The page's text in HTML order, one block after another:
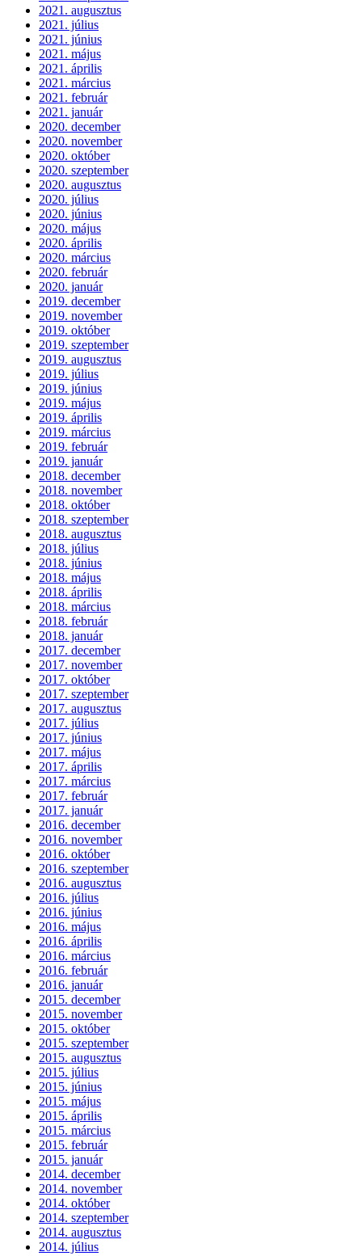
2021. augusztus
2021. július
2021. június
2021. május
2021. április
2021. március
2021. február
2021. január
2020. december
2020. november
2020. október
2020. szeptember
2020. augusztus
2020. július
2020. június
2020. május
2020. április
2020. március
2020. február
2020. január
2019. december
2019. november
2019. október
2019. szeptember
2019. augusztus
2019. július
2019. június
2019. május
2019. április
2019. március
2019. február
2019. január
2018. december
2018. november
2018. október
2018. szeptember
2018. augusztus
2018. július
2018. június
2018. május
2018. április
2018. március
2018. február
2018. január
2017. december
2017. november
2017. október
2017. szeptember
2017. augusztus
2017. július
2017. június
2017. május
2017. április
2017. március
2017. február
2017. január
2016. december
2016. november
2016. október
2016. szeptember
2016. augusztus
2016. július
2016. június
2016. május
2016. április
2016. március
2016. február
2016. január
2015. december
2015. november
2015. október
2015. szeptember
2015. augusztus
2015. július
2015. június
2015. május
2015. április
2015. március
2015. február
2015. január
2014. december
2014. november
2014. október
2014. szeptember
2014. augusztus
2014. július